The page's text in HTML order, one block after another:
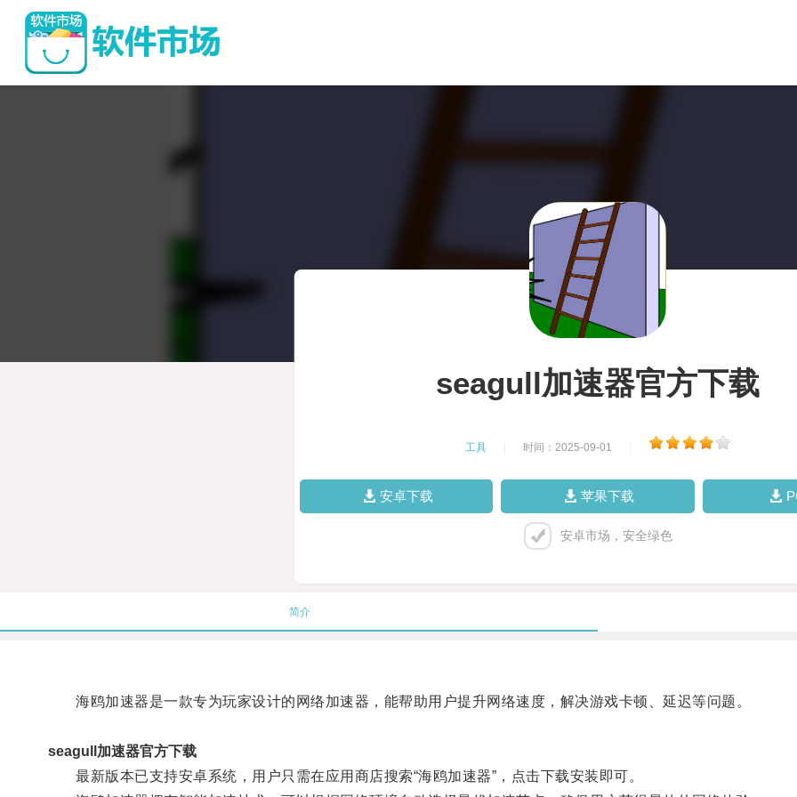
seagull加速器官方下载
工具 时间：2025-09-01
安卓下载 苹果下载
安卓市场，安全绿色
简介
海鸥加速器是一款专为玩家设计的网络加速器，能帮助用户提升网络速度，解决游戏卡顿、延迟等问题。
seagull加速器官方下载
最新版本已支持安卓系统，用户只需在应用商店搜索“海鸥加速器”，点击下载安装即可。